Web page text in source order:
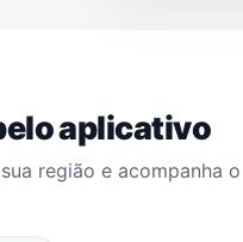
aplicativo
região e acompanha